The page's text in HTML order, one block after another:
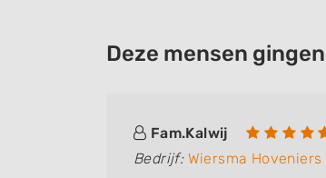
Deze mensen
Fam.Kalwij
Bedrijf: Wiersma Hoveniers